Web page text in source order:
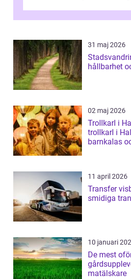
31 maj 2026
Stadsvandring
hållbarhet
02 maj 2026
Trollkarl i
trollkarl i
barnkalas
11 april 2026
Transfer visby så
smidiga
10 januari
De mest
matälskare